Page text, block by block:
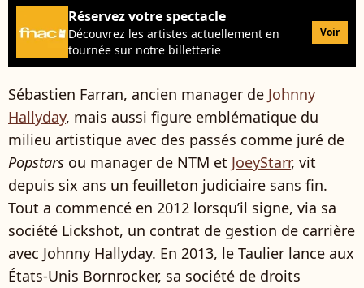
Réservez votre spectacle
Découvrez les artistes actuellement en
tournée sur notre billetterie
Voir
Sébastien Farran, ancien manager de Johnny
Hallyday, mais aussi figure emblématique du
milieu artistique avec des passés comme juré de
Popstars ou manager de NTM et JoeyStarr, vit
depuis six ans un feuilleton judiciaire sans fin.
Tout a commencé en 2012 lorsqu’il signe, via sa
société Lickshot, un contrat de gestion de carrière
avec Johnny Hallyday. En 2013, le Taulier lance aux
États-Unis Bornrocker, sa société de droits